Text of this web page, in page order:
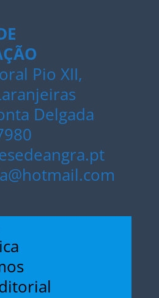
Pio XII,
Delgada